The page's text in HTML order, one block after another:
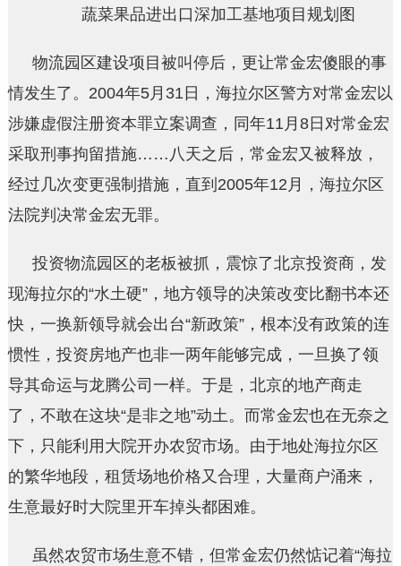
蔬菜果品进出口深加工基地项目规划图
物流园区建设项目被叫停后，更让常金宏傻眼的事
情发生了。2004年5月31日，海拉尔区警方对常金宏以
涉嫌虚假注册资本罪立案调查，同年11月8日对常金宏
采取刑事拘留措施……八天之后，常金宏又被释放，
经过几次变更强制措施，直到2005年12月，海拉尔区
法院判决常金宏无罪。
投资物流园区的老板被抓，震惊了北京投资商，发
现海拉尔的“水土硬”，地方领导的决策改变比翻书本还
快，一换新领导就会出台“新政策”，根本没有政策的连
惯性，投资房地产也非一两年能够完成，一旦换了领
导其命运与龙腾公司一样。于是，北京的地产商走
了，不敢在这块“是非之地”动土。而常金宏也在无奈之
下，只能利用大院开办农贸市场。由于地处海拉尔区
的繁华地段，租赁场地价格又合理，大量商户涌来，
生意最好时大院里开车掉头都困难。
虽然农贸市场生意不错，但常金宏仍然惦记着“海拉